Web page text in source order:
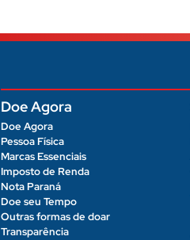
Doe Agora
Doe Agora
Pessoa Física
Marcas Essenciais
Imposto de Renda
Nota Paraná
Doe seu Tempo
Outras formas de doar
Transparência